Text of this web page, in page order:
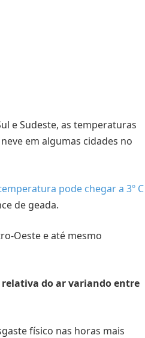
e Sudeste, as temperaturas
em algumas cidades no
pode chegar a 3º C
de geada.
Oeste e até mesmo
relativa do ar variando entre
físico nas horas mais